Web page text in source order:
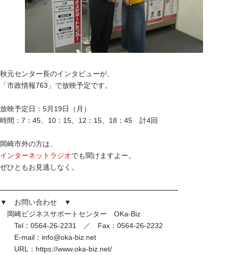
秋元センター長のインタビューが、
「市政情報763」で放映予定です。
放映予定日：5月19日（月）
時間：7：45、10：15、12：15、18：45 計4回
岡崎市外の方は、
インターネットラジオでも聞けますよー。
ぜひともお見逃しなく。
━━━━━━━━━━━━━━━━━━━━━━━━━
▼ お問い合わせ ▼
岡崎ビジネスサポートセンター OKa-Biz
Tel：0564-26-2231 ／ Fax：0564-26-2232
E-mail：info@oka-biz.net
URL：https://www.oka-biz.net/